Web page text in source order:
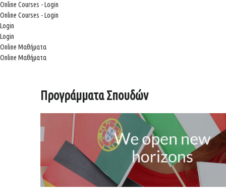
Online Courses - Login
Online Courses - Login
Login
Login
Online Μαθήματα
Online Μαθήματα
Προγράμματα Σπουδών